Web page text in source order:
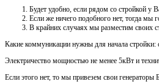
Будет удобно, если рядом со стройкой у
Если же ничего подобного нет, тогда
В крайних случаях мы разместим своих
Какие коммуникации нужны для начала стройки:
Электричество мощностью не менее 5кВт и
Если этого нет, то мы привезем свои